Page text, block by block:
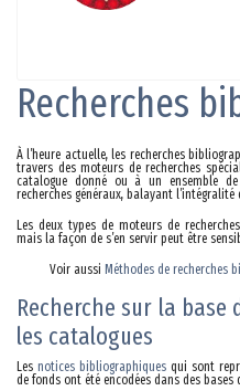
Recherches
À l’heure actuelle, les recherches
travers des moteurs de recherches
catalogue donné ou à un ensemble
recherches généraux, balayant l’intégralité
Les deux types de moteurs de
mais la façon de s’en servir peut être
Voir aussi Méthodes de recherches
Recherche sur la base
les catalogues
Les notices bibliographiquesqui sont
de fonds ont été encodées dans des bases